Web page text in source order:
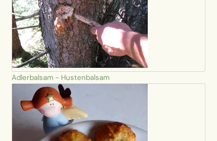
Adlerbalsam - Hustenbalsam